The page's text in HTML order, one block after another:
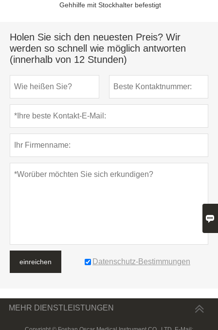
Gehhilfe mit Stockhalter befestigt
Holen Sie sich den neuesten Preis? Wir
werden so schnell wie möglich antworten
(innerhalb von 12 Stunden)
einreichen Datenschutz-Bestimmungen
MEHR DIENSTLEISTUNGEN
